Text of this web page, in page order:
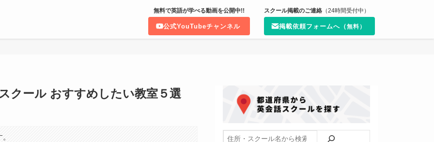
無料で英語が学べる動画を公開中!!
公式YouTubeチャンネル
スクール掲載のご連絡（24時間受付中）
掲載依頼フォームへ（無料）
クール おすすめしたい教室５選
検索